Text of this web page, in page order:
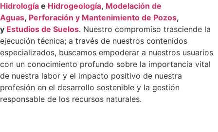
Hidrología e Hidrogeología, Modelación de
Aguas, Perforación y Mantenimiento de Pozos,
y Estudios de Suelos. Nuestro compromiso trasciende la
ejecución técnica; a través de nuestros contenidos
especializados, buscamos empoderar a nuestros usuarios
con un conocimiento profundo sobre la importancia vital
de nuestra labor y el impacto positivo de nuestra
profesión en el desarrollo sostenible y la gestión
responsable de los recursos naturales.